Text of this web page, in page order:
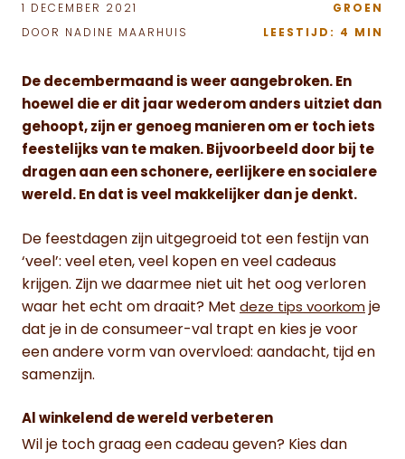
1 DECEMBER 2021
DOOR NADINE MAARHUIS
GROEN
LEESTIJD: 4 MIN
De decembermaand is weer aangebroken. En
hoewel die er dit jaar wederom anders uitziet dan
gehoopt, zijn er genoeg manieren om er toch iets
feestelijks van te maken. Bijvoorbeeld door bij te
dragen aan een schonere, eerlijkere en socialere
wereld. En dat is veel makkelijker dan je denkt.
De feestdagen zijn uitgegroeid tot een festijn van
‘veel’: veel eten, veel kopen en veel cadeaus
krijgen. Zijn we daarmee niet uit het oog verloren
waar het echt om draait? Met deze tips voorkom je
dat je in de consumeer-val trapt en kies je voor
een andere vorm van overvloed: aandacht, tijd en
samenzijn.
Al winkelend de wereld verbeteren
Wil je toch graag een cadeau geven? Kies dan